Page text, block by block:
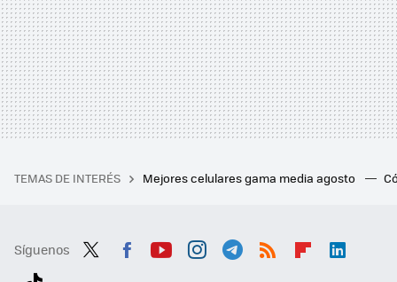
TEMAS DE INTERÉS Mejores celulares gama media agosto
Síguenos